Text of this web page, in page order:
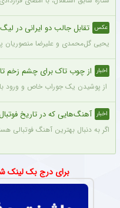
عکس تقابل جالب دو ایرانی در
یحیی گل‌محمدی و علیرضا منصوریان
اخبار از چوب تاک برای چشم زخم تا
از پوشیدن یک جوراب خاص و ورود
اخبار آهنگ‌هایی که در تاریخ فوتبال
اگر به دنبال بهترین آهنگ فوتبالی
برای درج بک لینک